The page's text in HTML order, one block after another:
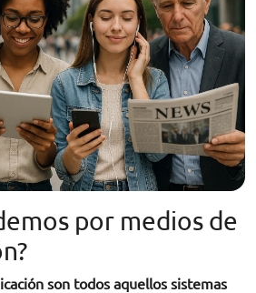
por medios de
son todos aquellos sistemas